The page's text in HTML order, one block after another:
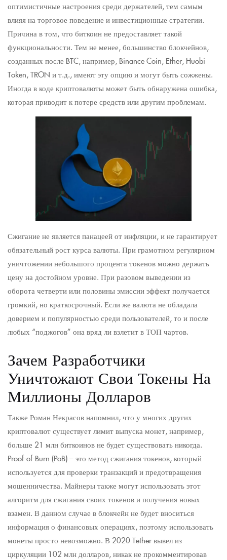
оптимистичные настроения среди держателей, тем самым
влияя на торговое поведение и инвестиционные стратегии.
Причина в том, что биткоин не предоставляет такой
функциональности. Тем не менее, большинство блокчейнов,
созданных после BTC, например, Binance Coin, Ether, Huobi
Token, TRON и т.д., имеют эту опцию и могут быть сожжены.
Иногда в коде криптовалюты может быть обнаружена ошибка,
которая приводит к потере средств или другим проблемам.
Сжигание не является панацеей от инфляции, и не гарантирует
обязательный рост курса валюты. При грамотном регулярном
уничтожении небольшого процента токенов можно держать
цену на достойном уровне. При разовом выведении из
оборота четверти или половины эмиссии эффект получается
громкий, но краткосрочный. Если же валюта не обладала
доверием и популярностью среди пользователей, то и после
любых “поджогов” она вряд ли взлетит в ТОП чартов.
Зачем Разработчики
Уничтожают Свои Токены На
Миллионы Долларов
Также Роман Некрасов напомнил, что у многих других
криптовалют существует лимит выпуска монет, например,
больше 21 млн биткоинов не будет существовать никогда.
Proof-of-Burn (PoB) – это метод сжигания токенов, который
используется для проверки транзакций и предотвращения
мошенничества. Майнеры также могут использовать этот
алгоритм для сжигания своих токенов и получения новых
взамен. В данном случае в блокчейн не будет вноситься
информация о финансовых операциях, поэтому использовать
монеты просто невозможно. В 2020 Tether вывел из
циркуляции 102 млн долларов, никак не прокомментировав